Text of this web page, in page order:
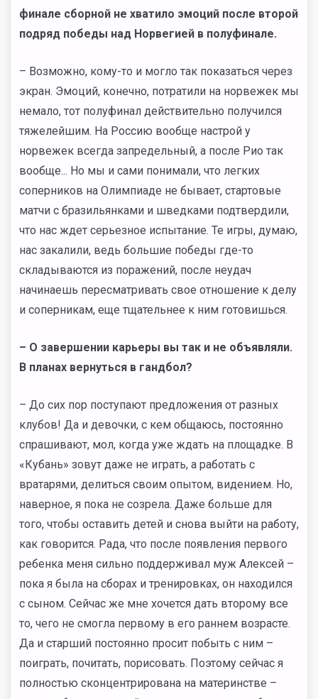
финале сборной не хватило эмоций после второй
подряд победы над Норвегией в полуфинале.
– Возможно, кому-то и могло так показаться через
экран. Эмоций, конечно, потратили на норвежек мы
немало, тот полуфинал действительно получился
тяжелейшим. На Россию вообще настрой у
норвежек всегда запредельный, а после Рио так
вообще... Но мы и сами понимали, что легких
соперников на Олимпиаде не бывает, стартовые
матчи с бразильянками и шведками подтвердили,
что нас ждет серьезное испытание. Те игры, думаю,
нас закалили, ведь большие победы где-то
складываются из поражений, после неудач
начинаешь пересматривать свое отношение к делу
и соперникам, еще тщательнее к ним готовишься.
– О завершении карьеры вы так и не объявляли.
В планах вернуться в гандбол?
– До сих пор поступают предложения от разных
клубов! Да и девочки, с кем общаюсь, постоянно
спрашивают, мол, когда уже ждать на площадке. В
«Кубань» зовут даже не играть, а работать с
вратарями, делиться своим опытом, видением. Но,
наверное, я пока не созрела. Даже больше для
того, чтобы оставить детей и снова выйти на работу,
как говорится. Рада, что после появления первого
ребенка меня сильно поддерживал муж Алексей –
пока я была на сборах и тренировках, он находился
с сыном. Сейчас же мне хочется дать второму все
то, чего не смогла первому в его раннем возрасте.
Да и старший постоянно просит побыть с ним –
поиграть, почитать, порисовать. Поэтому сейчас я
полностью сконцентрирована на материнстве –